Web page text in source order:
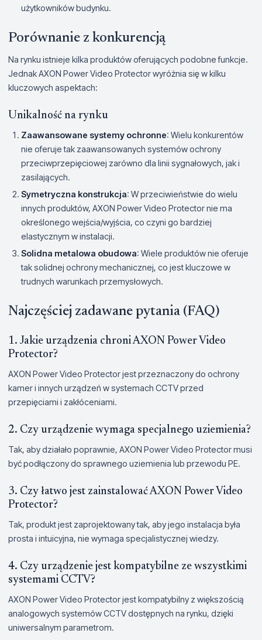
użytkowników budynku.
Porównanie z konkurencją
Na rynku istnieje kilka produktów oferujących podobne funkcje.
Jednak AXON Power Video Protector wyróżnia się w kilku
kluczowych aspektach:
Unikalność na rynku
Zaawansowane systemy ochronne: Wielu konkurentów
nie oferuje tak zaawansowanych systemów ochrony
przeciwprzepięciowej zarówno dla linii sygnałowych, jak i
zasilających.
Symetryczna konstrukcja: W przeciwieństwie do wielu
innych produktów, AXON Power Video Protector nie ma
określonego wejścia/wyjścia, co czyni go bardziej
elastycznym w instalacji.
Solidna metalowa obudowa: Wiele produktów nie oferuje
tak solidnej ochrony mechanicznej, co jest kluczowe w
trudnych warunkach przemysłowych.
Najczęściej zadawane pytania (FAQ)
1. Jakie urządzenia chroni AXON Power Video
Protector?
AXON Power Video Protector jest przeznaczony do ochrony
kamer i innych urządzeń w systemach CCTV przed
przepięciami i zakłóceniami.
2. Czy urządzenie wymaga specjalnego uziemienia?
Tak, aby działało poprawnie, AXON Power Video Protector musi
być podłączony do sprawnego uziemienia lub przewodu PE.
3. Czy łatwo jest zainstalować AXON Power Video
Protector?
Tak, produkt jest zaprojektowany tak, aby jego instalacja była
prosta i intuicyjna, nie wymaga specjalistycznej wiedzy.
4. Czy urządzenie jest kompatybilne ze wszystkimi
systemami CCTV?
AXON Power Video Protector jest kompatybilny z większością
analogowych systemów CCTV dostępnych na rynku, dzięki
uniwersalnym parametrom.